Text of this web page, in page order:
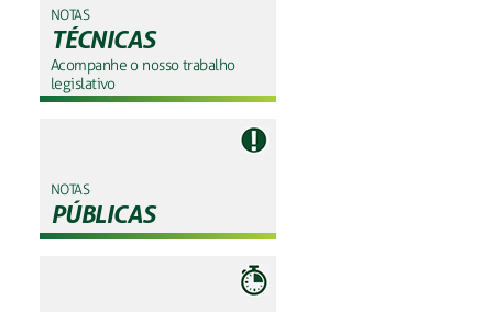
NOTAS
TÉCNICAS
Acompanhe o nosso trabalho
legislativo
NOTAS
PÚBLICAS